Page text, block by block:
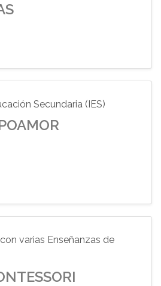
Secundaria (IES)
varias Enseñanzas de